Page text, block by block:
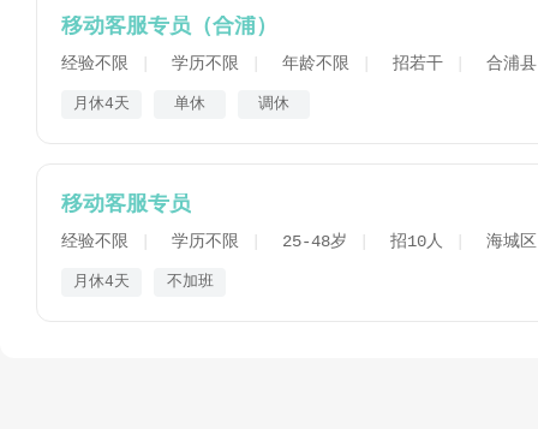
移动客服专员（合浦）
经验不限 学历不限 年龄不限 招若干 合浦
月休4天 单休 调休
移动客服专员
经验不限 学历不限 25-48岁 招10人 海城区
月休4天 不加班